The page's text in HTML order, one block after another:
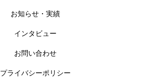
お知らせ・実績
インタビュー
お問い合わせ
プライバシーポリシー